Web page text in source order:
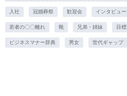
入社 冠婚葬祭 歓迎会 インタビュー
若者の〇〇離れ 靴 兄弟・姉妹 目標
ビジネスマナー辞典 男女 世代ギャップ